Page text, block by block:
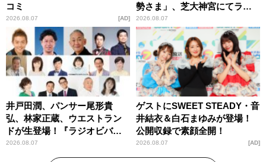
コミ
2026.08.07 AD
勢さま」、芝大神宮にてラン
パンプスが合格祈願！
2026.08.07
井戸田潤、パンサー尾形貴
弘、林家正蔵、ウエストラン
ドが生登場！『ラジオビバリ
ー昼ズ』
2026.08.07
ゲストにSWEET STEADY・音
井結衣＆白石まゆみが登場！
公開収録で素顔全開！
2026.08.07 AD